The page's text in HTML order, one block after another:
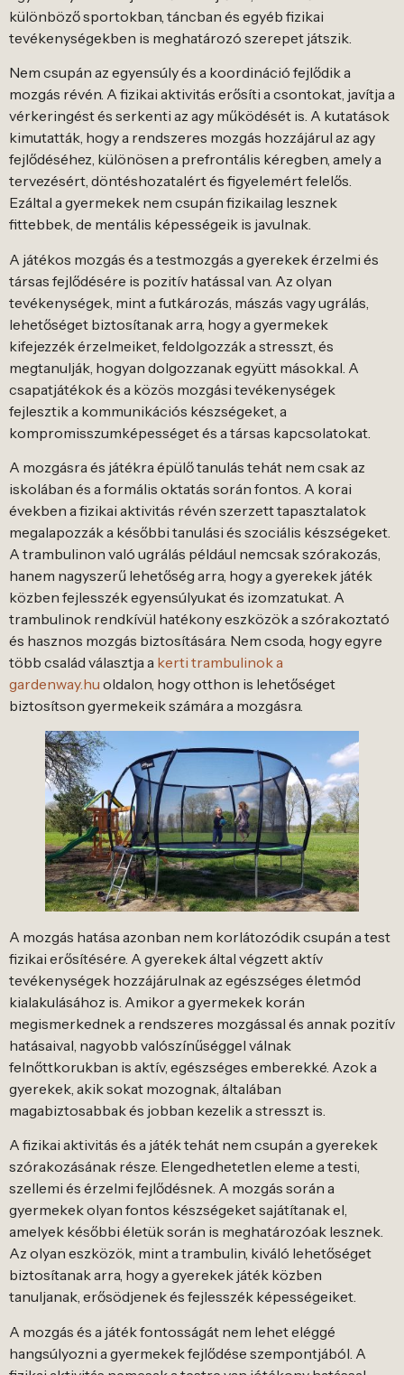
különböző sportokban, táncban és egyéb fizikai
tevékenységekben is meghatározó szerepet játszik.
Nem csupán az egyensúly és a koordináció fejlődik a
mozgás révén. A fizikai aktivitás erősíti a csontokat, javítja a
vérkeringést és serkenti az agy működését is. A kutatások
kimutatták, hogy a rendszeres mozgás hozzájárul az agy
fejlődéséhez, különösen a prefrontális kéregben, amely a
tervezésért, döntéshozatalért és figyelemért felelős.
Ezáltal a gyermekek nem csupán fizikailag lesznek
fittebbek, de mentális képességeik is javulnak.
A játékos mozgás és a testmozgás a gyerekek érzelmi és
társas fejlődésére is pozitív hatással van. Az olyan
tevékenységek, mint a futkározás, mászás vagy ugrálás,
lehetőséget biztosítanak arra, hogy a gyermekek
kifejezzék érzelmeiket, feldolgozzák a stresszt, és
megtanulják, hogyan dolgozzanak együtt másokkal. A
csapatjátékok és a közös mozgási tevékenységek
fejlesztik a kommunikációs készségeket, a
kompromisszumképességet és a társas kapcsolatokat.
A mozgásra és játékra épülő tanulás tehát nem csak az
iskolában és a formális oktatás során fontos. A korai
években a fizikai aktivitás révén szerzett tapasztalatok
megalapozzák a későbbi tanulási és szociális készségeket.
A trambulinon való ugrálás például nemcsak szórakozás,
hanem nagyszerű lehetőség arra, hogy a gyerekek játék
közben fejlesszék egyensúlyukat és izomzatukat. A
trambulinok rendkívül hatékony eszközök a szórakoztató
és hasznos mozgás biztosítására. Nem csoda, hogy egyre
több család választja a kerti trambulinok a
gardenway.hu oldalon, hogy otthon is lehetőséget
biztosítson gyermekeik számára a mozgásra.
A mozgás hatása azonban nem korlátozódik csupán a test
fizikai erősítésére. A gyerekek által végzett aktív
tevékenységek hozzájárulnak az egészséges életmód
kialakulásához is. Amikor a gyermekek korán
megismerkednek a rendszeres mozgással és annak pozitív
hatásaival, nagyobb valószínűséggel válnak
felnőttkorukban is aktív, egészséges emberekké. Azok a
gyerekek, akik sokat mozognak, általában
magabiztosabbak és jobban kezelik a stresszt is.
A fizikai aktivitás és a játék tehát nem csupán a gyerekek
szórakozásának része. Elengedhetetlen eleme a testi,
szellemi és érzelmi fejlődésnek. A mozgás során a
gyermekek olyan fontos készségeket sajátítanak el,
amelyek későbbi életük során is meghatározóak lesznek.
Az olyan eszközök, mint a trambulin, kiváló lehetőséget
biztosítanak arra, hogy a gyerekek játék közben
tanuljanak, erősödjenek és fejlesszék képességeiket.
A mozgás és a játék fontosságát nem lehet eléggé
hangsúlyozni a gyermekek fejlődése szempontjából. A